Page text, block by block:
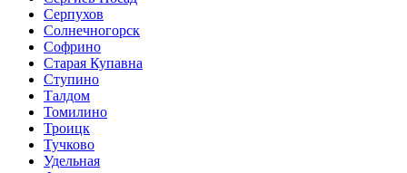
Серпухов
Солнечногорск
Софрино
Старая Купавна
Ступино
Талдом
Томилино
Троицк
Тучково
Удельная